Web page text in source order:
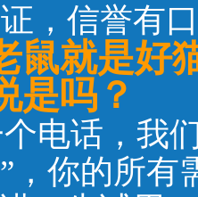
，信誉有
鼠就是好
是吗？
电话，我
，你的所有